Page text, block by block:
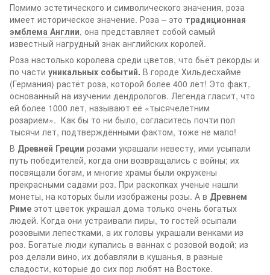
Помимо эстетического и символического значения, роза
имеет историческое значение. Роза – это традиционная
эмблема Англии, она представляет собой самый
известный нагрудный знак английских королей.
Роза настолько королева среди цветов, что бьёт рекорды и
по части уникальных событий. В городе Хильдесхайме
(Германия) растёт роза, которой более 400 лет! Это факт,
основанный на изучении дендрологов. Легенда гласит, что
ей более 1000 лет, называют её «тысячелетним
розарием». Как бы то ни было, согласитесь почти пол
тысячи лет, подтверждёнными фактом, тоже не мало!
В Древней Греции розами украшали невесту, ими усыпали
путь победителей, когда они возвращались с войны; их
посвящали богам, и многие храмы были окружены
прекрасными садами роз. При раскопках ученые нашли
монеты, на которых были изображены розы. А в Древнем
Риме этот цветок украшал дома только очень богатых
людей. Когда они устраивали пиры, то гостей осыпали
розовыми лепестками, а их головы украшали венками из
роз. Богатые люди купались в ваннах с розовой водой; из
роз делали вино, их добавляли в кушанья, в разные
сладости, которые до сих пор любят на Востоке.